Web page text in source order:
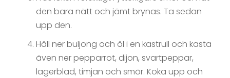
den bara nätt och jämt brynas. Ta sedan
upp den.
Häll ner buljong och öl i en kastrull och kasta
även ner pepparrot, dijon, svartpeppar,
lagerblad, timjan och smör. Koka upp och